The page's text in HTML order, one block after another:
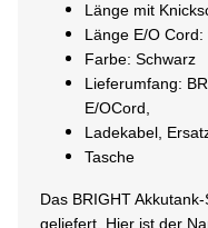
Länge mit
Länge E/O Cord:
Farbe: Schwarz
Lieferumfang:
E/OCord,
Ladekabel,
Tasche
Das BRIGHT
geliefert. Hier ist der